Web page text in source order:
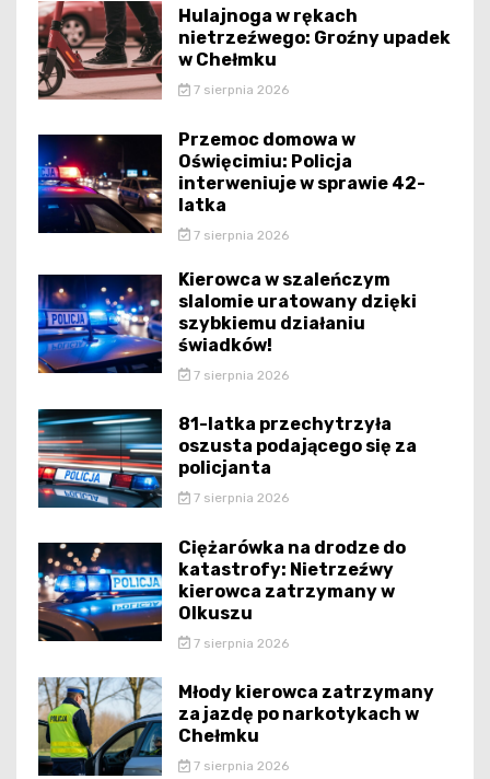
Hulajnoga w rękach
nietrzeźwego: Groźny upadek
w Chełmku
7 sierpnia 2026
Przemoc domowa w
Oświęcimiu: Policja
interweniuje w sprawie 42-
latka
7 sierpnia 2026
Kierowca w szaleńczym
slalomie uratowany dzięki
szybkiemu działaniu
świadków!
7 sierpnia 2026
81-latka przechytrzyła
oszusta podającego się za
policjanta
7 sierpnia 2026
Ciężarówka na drodze do
katastrofy: Nietrzeźwy
kierowca zatrzymany w
Olkuszu
7 sierpnia 2026
Młody kierowca zatrzymany
za jazdę po narkotykach w
Chełmku
7 sierpnia 2026